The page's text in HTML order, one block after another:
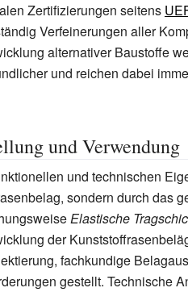
Zertifizierungen seitens
Verfeinerungen aller
alternativer Baustoffe
und reichen dabei
und Verwendung
und technischen
sondern durch das
Elastische
der
fachkundige
gestellt. Technische